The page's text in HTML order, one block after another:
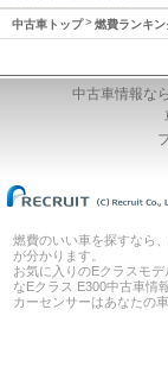
中古車トップ 燃費ランキン
中古車情報な
燃費のいい車を探すなら
が分かります。
お気に入りのEクラスモ
なEクラス E300中古車情
カーセンサーはあなたの